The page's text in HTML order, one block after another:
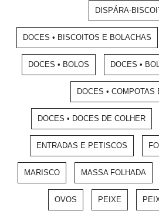
DISPÁRA-
DOCES • BISCOITOS E BOLACHAS
DOCES • BOLOS DOCES •
DOCES • COMPOTAS
DOCES • DOCES DE COLHER
ENTRADAS E PETISCOS
MARISCO MASSA FOLHADA
OVOS PEIXE